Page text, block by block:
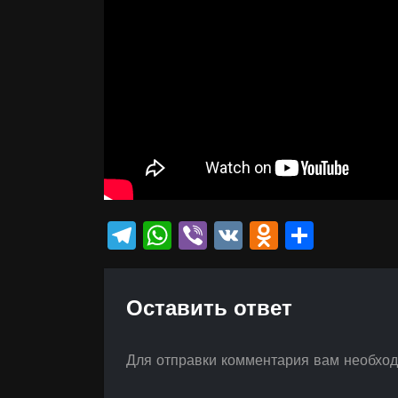
Telegram
WhatsApp
Viber
VK
Оставить ответ
Для отправки комментария вам